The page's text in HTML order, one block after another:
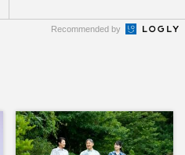
Recommended by